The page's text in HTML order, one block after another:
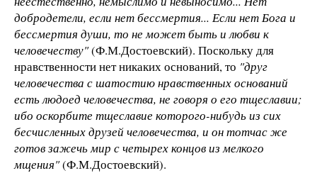
добродетели, если нет бессмертия... Если нет Бога и
бессмертия души, то не может быть и любви к
человечеству"(Ф.М.Достоевский). Поскольку для
нравственности нет никаких оснований, то "друг
человечества с шатостию нравственных оснований
есть людоед человечества, не говоря о его тщеславии;
ибо оскорбите тщеславие которого-нибудь из сих
бесчисленных друзей человечества, и он тотчас же
готов зажечь мир с четырех концов из мелкого
мщения"(Ф.М.Достоевский).